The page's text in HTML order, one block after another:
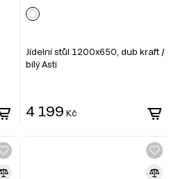
Jídelní stůl 1200x650, dub kraft /
bílý Asti
4 199 Kč